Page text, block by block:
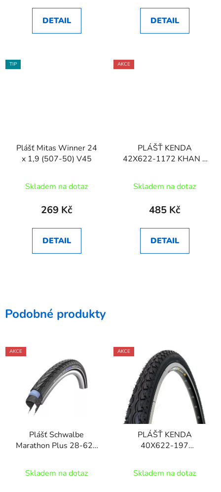
DETAIL DETAIL
TIP
Plášť Mitas Winner 24
x 1,9 (507-50) V45
Skladem na dotaz
269 Kč
DETAIL
AKCE
PLÁŠŤ KENDA
42X622-1172 KHAN II
Skladem na dotaz
485 Kč
DETAIL
Podobné produkty
AKCE
Plášť Schwalbe
Marathon Plus 28-622
Skladem na dotaz
AKCE
PLÁŠŤ KENDA
40X622-197
Skladem na dotaz